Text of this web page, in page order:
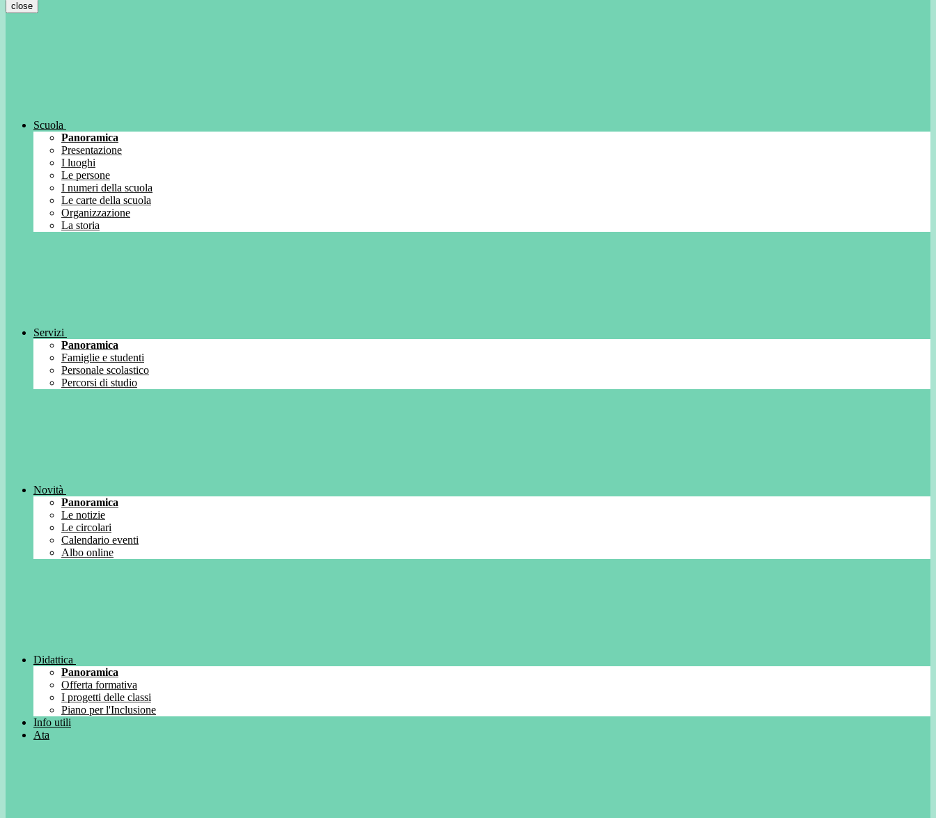
close
Scuola
Panoramica
Presentazione
I luoghi
Le persone
I numeri della scuola
Le carte della scuola
Organizzazione
La storia
Servizi
Panoramica
Famiglie e studenti
Personale scolastico
Percorsi di studio
Novità
Panoramica
Le notizie
Le circolari
Calendario eventi
Albo online
Didattica
Panoramica
Offerta formativa
I progetti delle classi
Piano per l'Inclusione
Info utili
Ata